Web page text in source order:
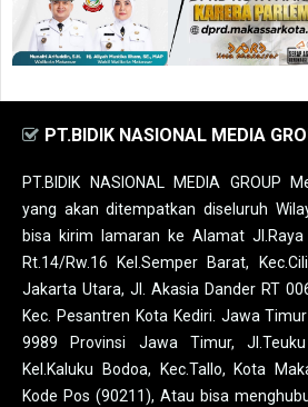
PT.BIDIK NASIONAL MEDIA
PT.BIDIK NASIONAL MEDIA GROUP
yang akan ditempatkan diseluruh
bisa kirim lamaran ke Alamat Jl.Raya
Rt.14/Rw.16 Kel.Semper Barat,
Jakarta Utara, Jl. Akasia Dander RT
Kec. Pesantren Kota Kediri. Jawa
9989 Provinsi Jawa Timur,
Kel.Kaluku Bodoa, Kec.Tallo, Kota
Kode Pos (90211), Atau bisa